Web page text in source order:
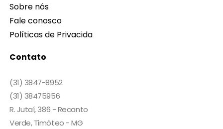
Sobre nós
Fale conosco
Políticas de Privacida
Contato
(31) 3847-8952
(31) 38475956
R. Jutaí, 386 - Recanto
Verde, Timóteo - MG